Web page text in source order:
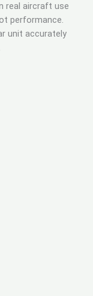
real aircraft use
performance.
unit accurately